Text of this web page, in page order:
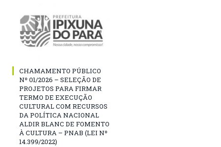
CHAMAMENTO PÚBLICO
Nº 01/2026 – SELEÇÃO DE
PROJETOS PARA FIRMAR
TERMO DE EXECUÇÃO
CULTURAL COM RECURSOS
DA POLÍTICA NACIONAL
ALDIR BLANC DE FOMENTO
À CULTURA – PNAB (LEI Nº
14.399/2022)